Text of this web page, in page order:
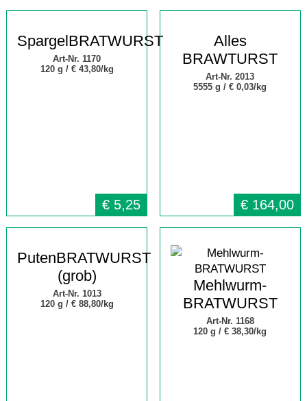
SpargelBRATWURST
Art-Nr. 1170
120 g / € 43,80/kg
€ 5,25
Alles
BRAWTURST
Art-Nr. 2013
5555 g /€ 0,03/kg
€ 164,00
PutenBRATWURST
(grob)
Art-Nr. 1013
120 g / € 88,80/kg
Mehlwurm-
BRATWURST
Art-Nr. 1168
120 g /€ 38,30/kg